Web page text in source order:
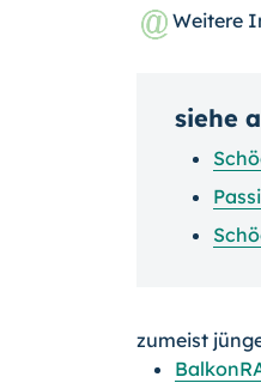
Weitere
siehe
zumeist